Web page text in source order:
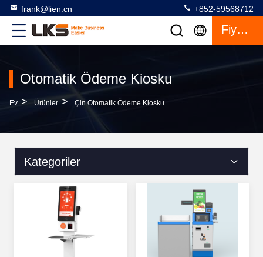
frank@lien.cn +852-59568712
Fiyat Teklifi
Otomatik Ödeme Kiosku
Ev > Ürünler > Çin Otomatik Ödeme Kiosku
Kategoriler